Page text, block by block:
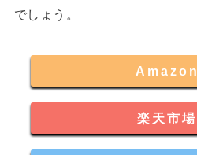
でしょう。
Amazon
楽天市場